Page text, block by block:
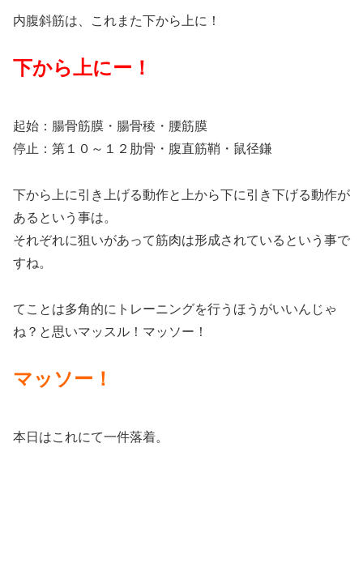
内腹斜筋は、これまた下から上に！
下から上にー！
起始：腸骨筋膜・腸骨稜・腰筋膜
停止：第１０～１２肋骨・腹直筋鞘・鼠径鎌
下から上に引き上げる動作と上から下に引き下げる動作が
あるという事は。
それぞれに狙いがあって筋肉は形成されているという事で
すね。
てことは多角的にトレーニングを行うほうがいいんじゃ
ね？と思いマッスル！マッソー！
マッソー！
本日はこれにて一件落着。